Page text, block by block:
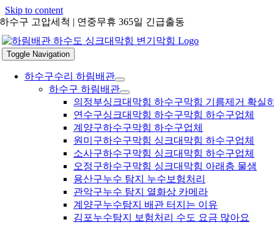
Skip to content
하수구 고압세척 | 연중무휴 365일 긴급출동
Toggle Navigation
하수구수리 하림배관
하수구 하림배관
의정부싱크대막힘 하수구막힘 기름제거 확실
연수구싱크대막힘 하수구막힘 하수구업체
계양구하수구막힘 하수구업체
원미구하수구막힘 싱크대막힘 하수구업체
소사구하수구막힘 싱크대막힘 하수구업체
오정구하수구막힘 싱크대막힘 아래층 물샘
용산구누수 탐지 누수보험처리
관악구누수 탐지 열화상 카메라
계양구누수탐지 배관 터지는 이유
김포누수탐지 보험처리 수도 요금 많아요